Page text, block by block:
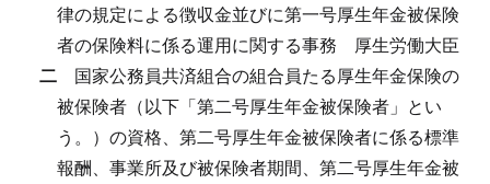
律の規定による徴収金並びに第一号厚生年金被保険
者の保険料に係る運用に関する事務
厚生労働大臣
二
国家公務員共済組合の組合員たる厚生年金保険の
被保険者（以下「第二号厚生年金被保険者」とい
う。）の資格、第二号厚生年金被保険者に係る標準
報酬、事業所及び被保険者期間、第二号厚生年金被